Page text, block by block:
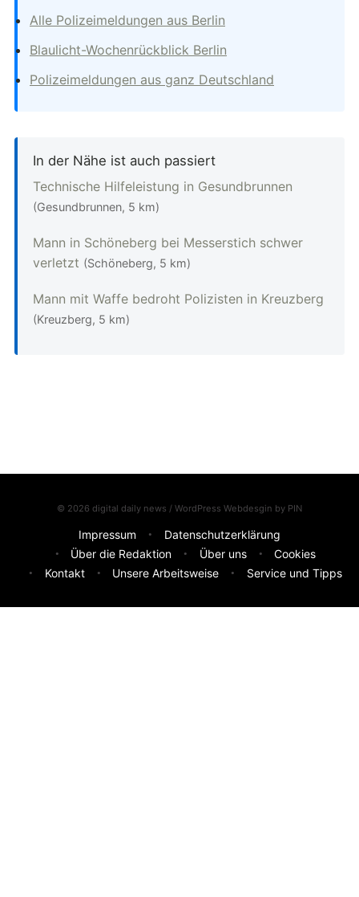
Alle Polizeimeldungen aus Berlin
Blaulicht-Wochenrückblick Berlin
Polizeimeldungen aus ganz Deutschland
In der Nähe ist auch passiert
Technische Hilfeleistung in Gesundbrunnen
(Gesundbrunnen, 5 km)
Mann in Schöneberg bei Messerstich schwer
verletzt (Schöneberg, 5 km)
Mann mit Waffe bedroht Polizisten in Kreuzberg
(Kreuzberg, 5 km)
© 2026 digital daily news / WordPress Webdesgin by PIN
Impressum
Datenschutzerklärung
Über die Redaktion
Über uns
Cookies
Kontakt
Unsere Arbeitsweise Service und Tipps